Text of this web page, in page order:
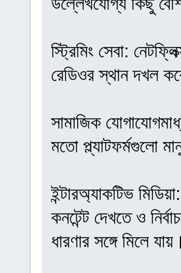
স্ট্রিমিং সেবা:
রেডিওর স্থান দখল
সামাজিক
মতো প্ল্যাটফর্মগুলো
ইন্টারঅ্যাকটিভ
কনটেন্ট দেখতে ও
ধারণার সঙ্গে মিলে যায়।